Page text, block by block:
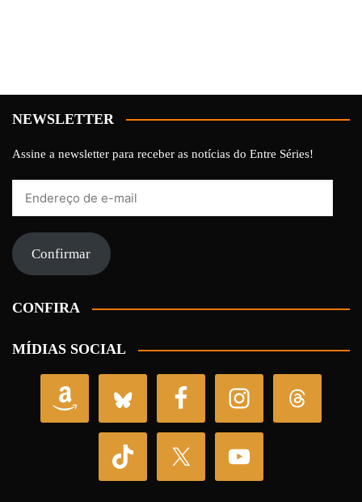
NEWSLETTER
Assine a newsletter para receber as notícias do Entre Séries!
mail Confirmar
CONFIRA
MÍDIAS SOCIAL